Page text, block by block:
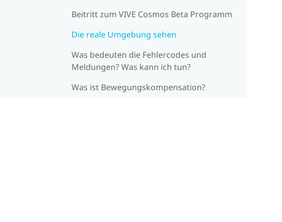
Beitritt zum VIVE Cosmos Beta Programm
Die reale Umgebung sehen
Was bedeuten die Fehlercodes und
Meldungen? Was kann ich tun?
Was ist Bewegungskompensation?